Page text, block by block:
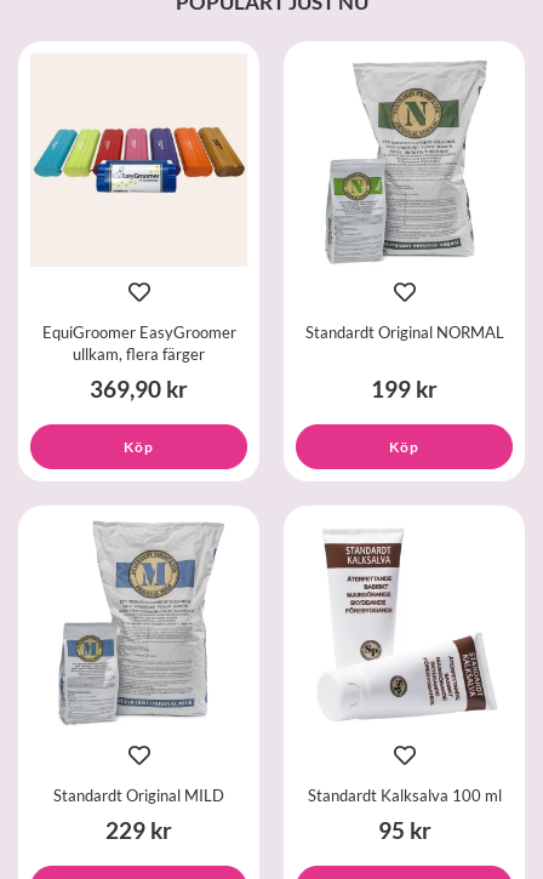
EquiGroomer EasyGroomer
ullkam, flera färger
369,90 kr
Köp
Standardt Original NORMAL
199 kr
Köp
Standardt Original MILD
229 kr
Standardt Kalksalva 100 ml
95 kr